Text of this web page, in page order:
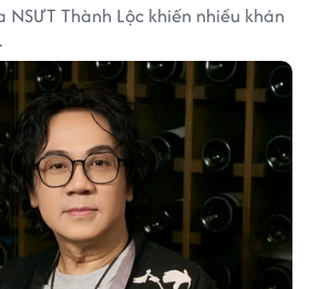
Thành Lộc khiến nhiều khán